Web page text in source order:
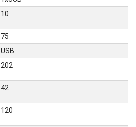
10
75
USB
202
42
120